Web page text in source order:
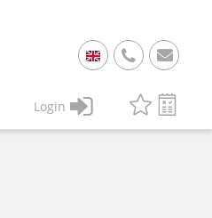
49
Login